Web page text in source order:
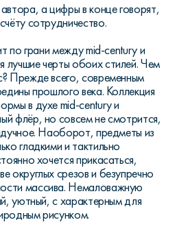
а цифры в конце говорят,
сотрудничество.
по грани между mid-century и
черты обоих стилей. Чем
Прежде всего, современным
прошлого века. Коллекция
в духе mid-century и
флёр, но совсем не смотрится,
Наоборот, предметы из
гладкими и тактильно
хочется прикасаться,
округлых срезов и безупречно
массива. Немаловажную
уютный, с характерным для
рисунком.